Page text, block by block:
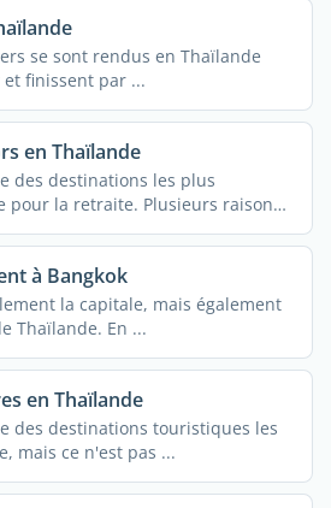
se sont rendus en Thaïlande
finissent par ...
en Thaïlande
des destinations les plus
pour la retraite. Plusieurs raisons
à Bangkok
la capitale, mais également
Thaïlande. En ...
en Thaïlande
des destinations touristiques les
mais ce n'est pas ...